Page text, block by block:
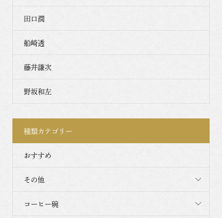
田口潤
船崎透
藤井謙次
野坂和左
種類カテゴリー
おすすめ
その他
コーヒー碗